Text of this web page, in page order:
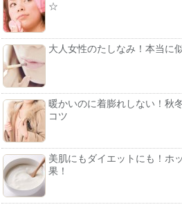
☆
大人女性のたしなみ！本当に
暖かいのに着膨れしない！秋
コツ
美肌にもダイエットにも！ホ
果！